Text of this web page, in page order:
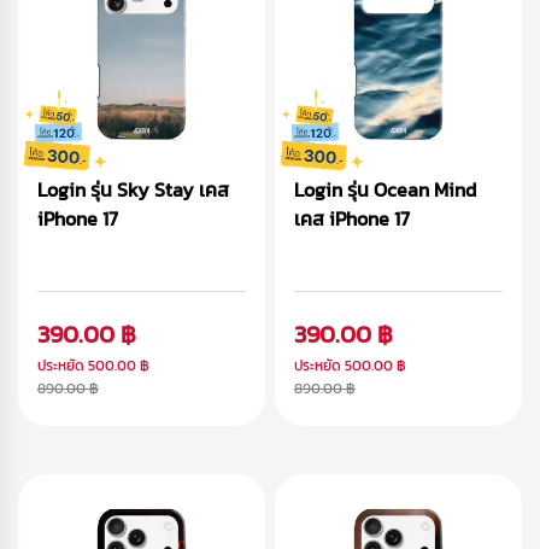
Login รุ่น Sky Stay เคส
iPhone 17
390.00 ฿
ประหยัด 500.00 ฿
890.00 ฿
Login รุ่น Ocean Mind
เคส iPhone 17
390.00 ฿
ประหยัด 500.00 ฿
890.00 ฿